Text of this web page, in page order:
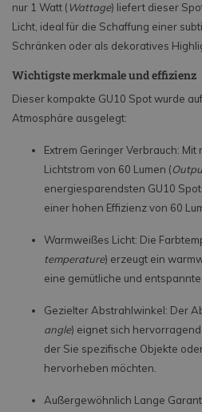
nur 1 Watt ( Wattage) liefert dieser
Licht, ideal für die Schaffung einer
Schränken oder als dekoratives
Wichtigste merkmale und effizienz
Dieser kompakte GU10 Spot wurde
Atmosphäre ausgelegt:
Extrem Geringer Verbrauch:
Lichtstrom von 60 Lumen (
energiesparendsten GU10
einer hohen Effizienz von 60
Warmweißes Licht: Die
temperature) erzeugt ein
eine gemütliche und
Gezielter Abstrahlwinkel: Der
angle) eignet sich
der Sie spezifische Objekte
hervorheben möchten.
Außergewöhnlich Lange